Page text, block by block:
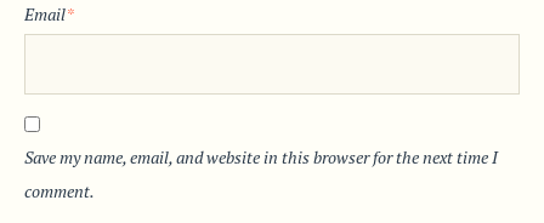
Email*
Save my name, email, and website in this browser for the next time I
comment.